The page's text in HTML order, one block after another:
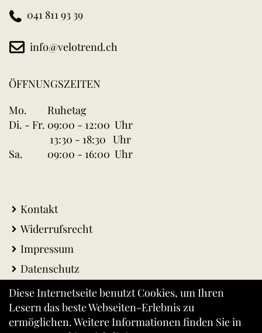
041 811 93 39
info@velotrend.ch
ÖFFNUNGSZEITEN
Mo.
Ruhetag
Di. - Fr. 09:00 - 12:00 Uhr
13:30 - 18:30 Uhr
Sa.
09:00 - 16:00 Uhr
Kontakt
Widerrufsrecht
Impressum
Datenschutz
AGB
Warenkorb
Diese Internetseite benutzt Cookies, um Ihren
Lesern das beste Webseiten-Erlebnis zu
ermöglichen. Weitere Informationen finden Sie in